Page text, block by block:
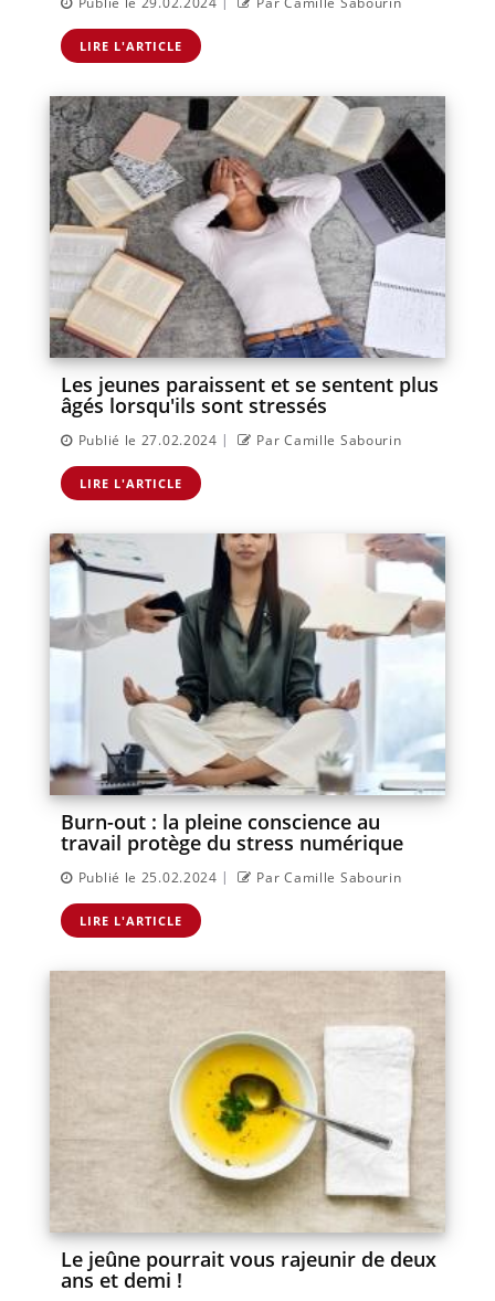
LIRE L'ARTICLE
Les jeunes paraissent et se sentent plus
âgés lorsqu'ils sont stressés
Publié le 27.02.2024 | Par Camille Sabourin
LIRE L'ARTICLE
Burn-out : la pleine conscience au
travail protège du stress numérique
Publié le 25.02.2024 | Par Camille Sabourin
LIRE L'ARTICLE
Le jeûne pourrait vous rajeunir de deux
ans et demi !